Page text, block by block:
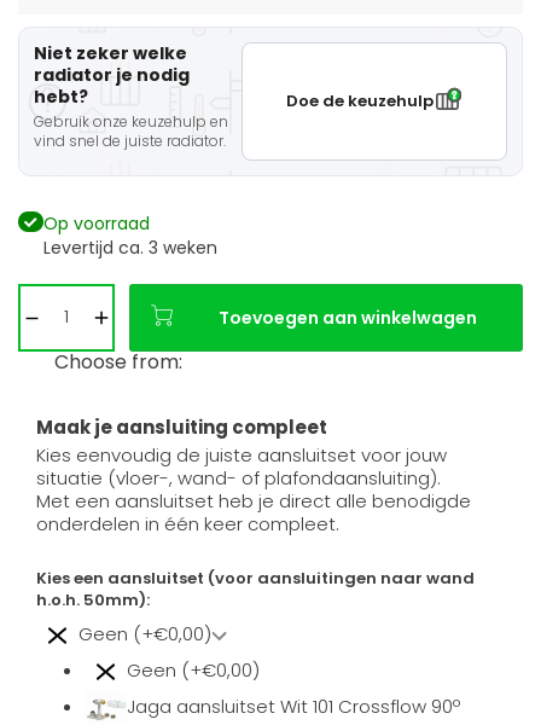
Niet zeker welke
radiator je nodig
hebt?
Gebruik onze keuzehulp en
vind snel de juiste radiator.
Doe de keuzehulp
Op voorraad
Levertijd ca. 3 weken
Toevoegen aan winkelwagen
Choose from:
Maak je aansluiting compleet
Kies eenvoudig de juiste aansluitset voor jouw
situatie (vloer-, wand- of plafondaansluiting).
Met een aansluitset heb je direct alle benodigde
onderdelen in één keer compleet.
Kies een aansluitset (voor aansluitingen naar wand
h.o.h. 50mm):
Geen (+€0,00)
Geen (+€0,00)
Jaga aansluitset Wit 101 Crossflow 90º